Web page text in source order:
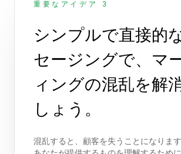
重要なアイデア 3
シンプルで直接的
セージングで、マ
ィングの混乱を解
しょう。
混乱すると、顧客を失うことになります